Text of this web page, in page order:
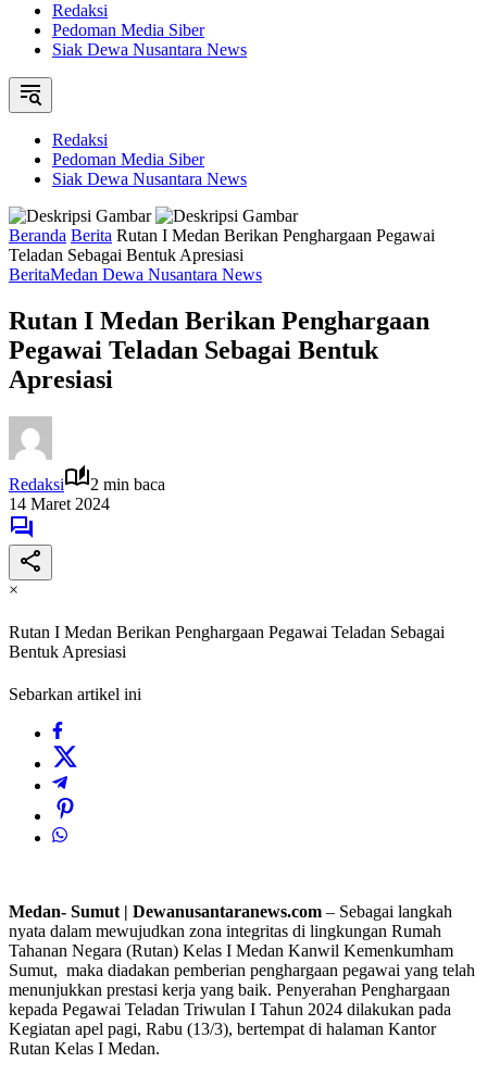
Redaksi
Pedoman Media Siber
Siak Dewa Nusantara News
Redaksi
Pedoman Media Siber
Siak Dewa Nusantara News
Beranda Berita Rutan I Medan Berikan Penghargaan Pegawai
Teladan Sebagai Bentuk Apresiasi
BeritaMedan Dewa Nusantara News
Rutan I Medan Berikan Penghargaan
Pegawai Teladan Sebagai Bentuk
Apresiasi
Redaksi
2 min baca
14 Maret 2024
×
Rutan I Medan Berikan Penghargaan Pegawai Teladan Sebagai
Bentuk Apresiasi
Sebarkan artikel ini
Medan- Sumut | Dewanusantaranews.com – Sebagai langkah
nyata dalam mewujudkan zona integritas di lingkungan Rumah
Tahanan Negara (Rutan) Kelas I Medan Kanwil Kemenkumham
Sumut, maka diadakan pemberian penghargaan pegawai yang telah
menunjukkan prestasi kerja yang baik. Penyerahan Penghargaan
kepada Pegawai Teladan Triwulan I Tahun 2024 dilakukan pada
Kegiatan apel pagi, Rabu (13/3), bertempat di halaman Kantor
Rutan Kelas I Medan.